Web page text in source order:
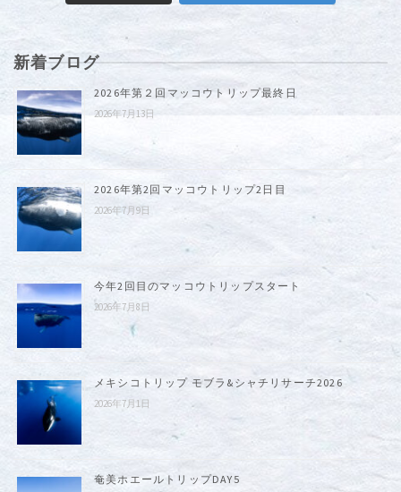
新着ブログ
2026年第２回マッコウトリップ最終日
2026年7月13日
2026年第2回マッコウトリップ2日目
2026年7月9日
今年2回目のマッコウトリップスタート
2026年7月8日
メキシコトリップ モブラ&シャチリサーチ2026
2026年7月1日
奄美ホエールトリップDAY5